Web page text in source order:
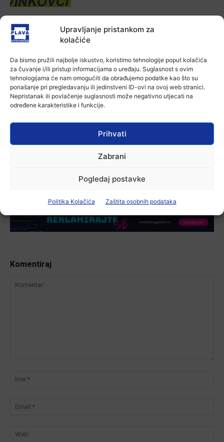
Upravljanje pristankom za
kolačiće
Da bismo pružili najbolje iskustvo, koristimo tehnologije poput kolačića
za čuvanje i/ili pristup informacijama o uređaju. Suglasnost s ovim
tehnologijama će nam omogućiti da obrađujemo podatke kao što su
ponašanje pri pregledavanju ili jedinstveni ID-ovi na ovoj web stranici.
Nepristanak ili povlačenje suglasnosti može negativno utjecati na
određene karakteristike i funkcije.
Prihvati
Zabrani
Pogledaj postavke
Politika Kolačića Zaštita osobnih podataka
Za dva tjedna započinje još jedna
Divlja liga
Aktualno
U Županji održana Ljetna škola magije
7 kolovoza, 2026
Aktualno
plovidba na Dunavu
6 kolovoza, 2026
Komentiraj